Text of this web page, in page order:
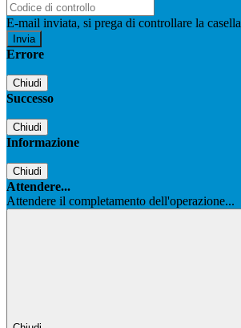
E-mail inviata, si prega di controllare la
Errore
Chiudi
Successo
Chiudi
Informazione
Chiudi
Attendere...
Attendere il completamento dell'operazione...